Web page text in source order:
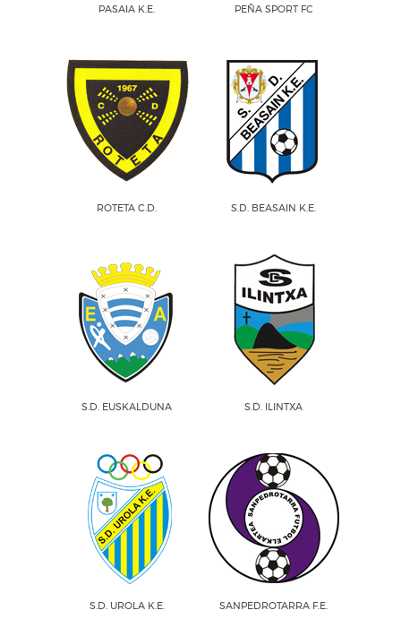
PASAIA K.E. PEÑA SPORT FC
ROTETA C.D. S.D. BEASAIN K.E.
S.D. EUSKALDUNA S.D. ILINTXA
S.D. UROLA K.E. SANPEDROTARRA F.E.